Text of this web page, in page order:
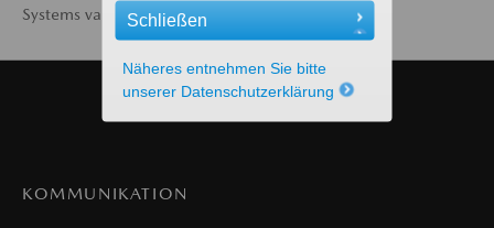
Systems variieren.
KOMMUNIKATION
Schließen
Näheres entnehmen Sie bitte
unserer Datenschutzerklärung